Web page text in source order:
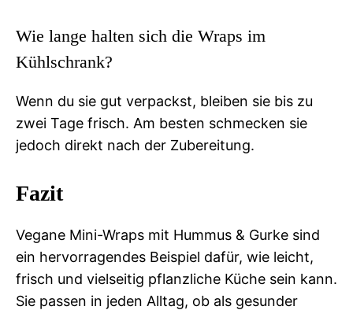
Wie lange halten sich die Wraps im
Kühlschrank?
Wenn du sie gut verpackst, bleiben sie bis zu
zwei Tage frisch. Am besten schmecken sie
jedoch direkt nach der Zubereitung.
Fazit
Vegane Mini-Wraps mit Hummus & Gurke sind
ein hervorragendes Beispiel dafür, wie leicht,
frisch und vielseitig pflanzliche Küche sein kann.
Sie passen in jeden Alltag, ob als gesunder